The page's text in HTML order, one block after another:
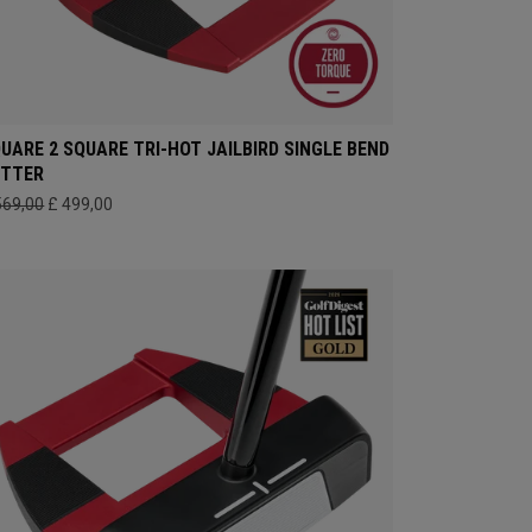
2 SQUARE TRI-HOT JAILBIRD SINGLE BEND
£ 499,00